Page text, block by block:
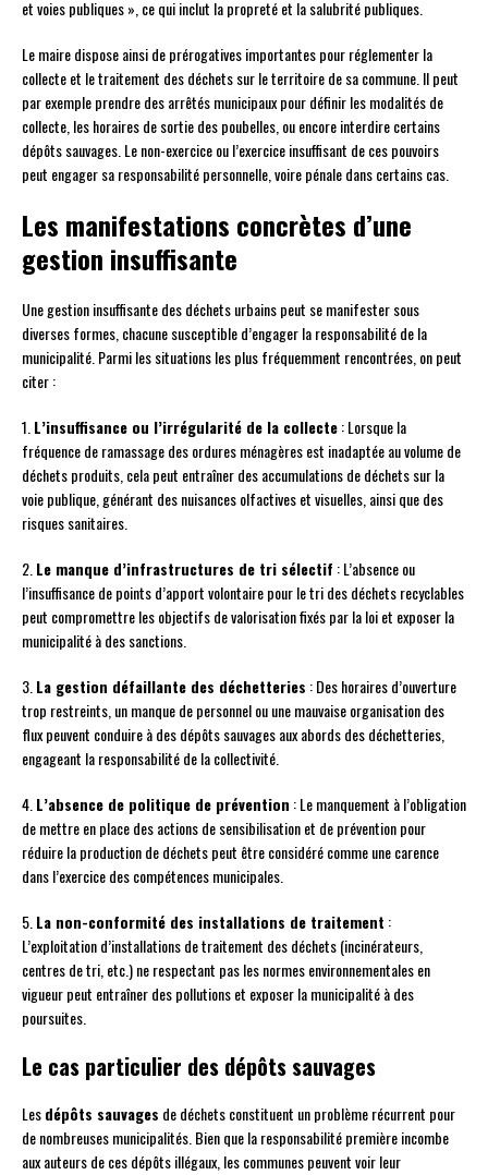
et voies publiques », ce qui inclut la propreté et la salubrité publiques.
Le maire dispose ainsi de prérogatives importantes pour réglementer la
collecte et le traitement des déchets sur le territoire de sa commune. Il peut
par exemple prendre des arrêtés municipaux pour définir les modalités de
collecte, les horaires de sortie des poubelles, ou encore interdire certains
dépôts sauvages. Le non-exercice ou l’exercice insuffisant de ces pouvoirs
peut engager sa responsabilité personnelle, voire pénale dans certains cas.
Les manifestations concrètes d’une
gestion insuffisante
Une gestion insuffisante des déchets urbains peut se manifester sous
diverses formes, chacune susceptible d’engager la responsabilité de la
municipalité. Parmi les situations les plus fréquemment rencontrées, on peut
citer :
1. L’insuffisance ou l’irrégularité de la collecte: Lorsque la
fréquence de ramassage des ordures ménagères est inadaptée au volume de
déchets produits, cela peut entraîner des accumulations de déchets sur la
voie publique, générant des nuisances olfactives et visuelles, ainsi que des
risques sanitaires.
2. Le manque d’infrastructures de tri sélectif : L’absence ou
l’insuffisance de points d’apport volontaire pour le tri des déchets recyclables
peut compromettre les objectifs de valorisation fixés par la loi et exposer la
municipalité à des sanctions.
3. La gestion défaillante des déchetteries : Des horaires d’ouverture
trop restreints, un manque de personnel ou une mauvaise organisation des
flux peuvent conduire à des dépôts sauvages aux abords des déchetteries,
engageant la responsabilité de la collectivité.
4. L’absence de politique de prévention : Le manquement à l’obligation
de mettre en place des actions de sensibilisation et de prévention pour
réduire la production de déchets peut être considéré comme une carence
dans l’exercice des compétences municipales.
5. La non-conformité des installations de traitement :
L’exploitation d’installations de traitement des déchets (incinérateurs,
centres de tri, etc.) ne respectant pas les normes environnementales en
vigueur peut entraîner des pollutions et exposer la municipalité à des
poursuites.
Le cas particulier des dépôts sauvages
Lesdépôts sauvages de déchets constituent un problème récurrent pour
de nombreuses municipalités. Bien que la responsabilité première incombe
aux auteurs de ces dépôts illégaux, les communes peuvent voir leur